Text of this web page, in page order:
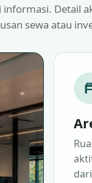
Detail
sewa atau